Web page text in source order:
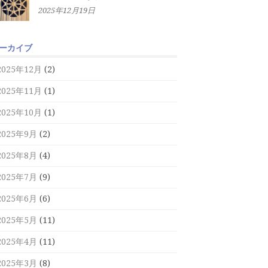
2025年12月19日
カイブ
年12月 (2)
年11月 (1)
年10月 (1)
年9月 (2)
年8月 (4)
年7月 (9)
年6月 (6)
年5月 (11)
年4月 (11)
年3月 (8)